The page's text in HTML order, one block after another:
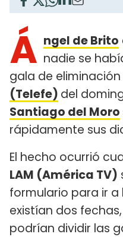
Á ngel de Brito
nadie se
gala de
(Telefe) del
Santiago del Moro
rápidamente sus
El hecho ocurrió
LAM (América TV)
formulario para ir
existían dos
podrían dividir las